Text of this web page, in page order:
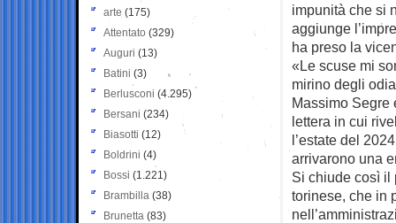
impunità che si
aggiunge
ha preso la
«Le scuse mi
mirino degli
Massimo Segre
lettera in cui
l’estate del
arrivarono una
Si chiude così il
torinese, che in
arte (175)
Attentato (329)
Auguri (13)
Batini (3)
Berlusconi (4.295)
Bersani (234)
Biasotti (12)
Boldrini (4)
Bossi (1.221)
Brambilla (38)
Brunetta (83)